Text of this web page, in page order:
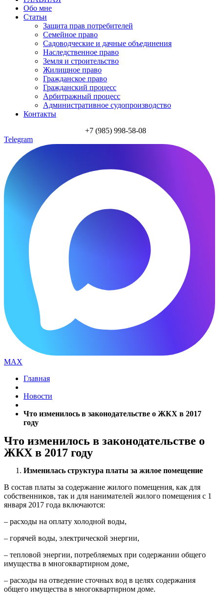
Обо мне
Статьи
Защита прав потребителей
Семейное право
Садоводческие и дачные объединения
Наследственное право
Земля и строительство
Жилищное право
Гражданское право
Гражданский процесс
Арбитражный процесс
Административное судопроизводство
Контакты
+7 (985) 998-58-08
Telegram
MAX
Главная
Новости
Что изменилось в законодательстве о ЖКХ в 2017
году
Что изменилось в законодательстве о
ЖКХ в 2017 году
Изменилась структура платы за жилое помещение
В состав платы за содержание жилого помещения, как для
собственников, так и для нанимателей жилого помещения с 1
января 2017 года включаются:
– расходы на оплату холодной воды,
– горячей воды, электрической энергии,
– тепловой энергии, потребляемых при содержании общего
имущества в многоквартирном доме,
– расходы на отведение сточных вод в целях содержания
общего имущества в многоквартирном доме.